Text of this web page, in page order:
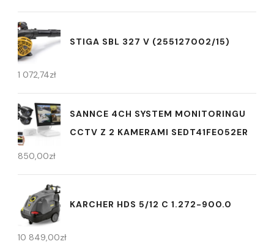
STIGA SBL 327 V (255127002/15)
1 072,74zł
SANNCE 4CH SYSTEM MONITORINGU
CCTV Z 2 KAMERAMI SEDT41FE052ER
850,00zł
KARCHER HDS 5/12 C 1.272-900.0
10 849,00zł